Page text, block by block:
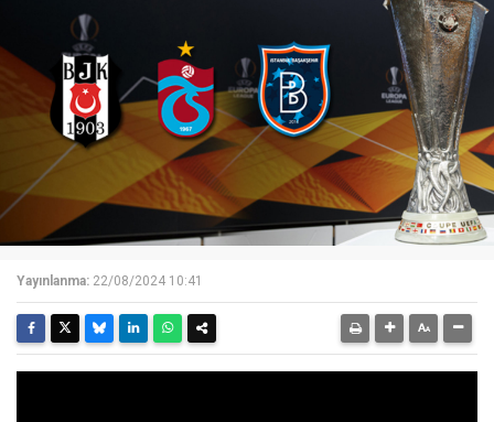
Yayınlanma: 22/08/2024 10:41